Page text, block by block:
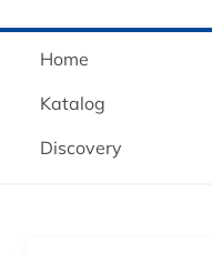
Home
Katalog
Discovery